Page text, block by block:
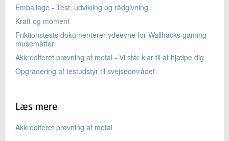
Emballage - Test, udvikling og rådgivning
Kraft og moment
Friktionstests dokumenterer ydeevne for Wallhacks gaming
musemåtter
Akkrediteret prøvning af metal - Vi står klar til at hjælpe dig
Opgradering af testudstyr til svejseområdet
Læs mere
Akkrediteret prøvning af metal